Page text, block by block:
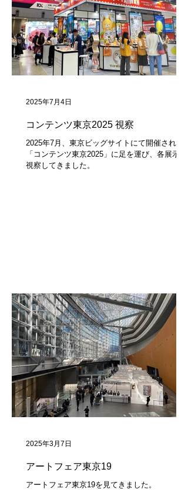
コンテンツ東京2025 視察
2025年7月、東京ビッグサイトにて開催された
「コンテンツ東京2025」に足を運び、各展示を
視察してきました。
2025年7月4日
アートフェア東京19
アートフェア東京19を見てきました。
2025年3月7日